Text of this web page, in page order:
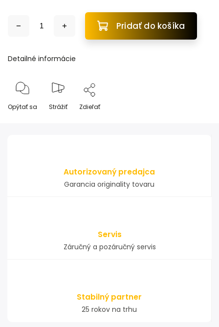
Pridať do košíka
Detailné informácie
Opýtať sa Strážiť Zdieľať
Autorizovaný predajca
Garancia originality tovaru
Servis
Záručný a pozáručný servis
Stabilný partner
25 rokov na trhu